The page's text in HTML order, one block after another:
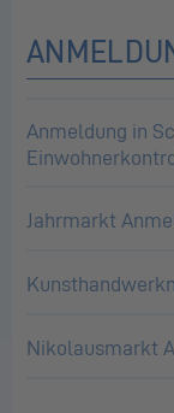
Anmeldung in
Jahrmarkt
Nikolausmarkt